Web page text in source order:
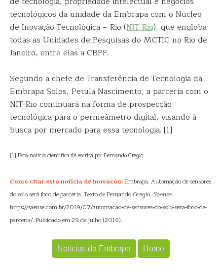
tecnológicos da unidade da Embrapa com o Núcleo
de Inovação Tecnológica – Rio (NIT-Rio), que engloba
todas as Unidades de Pesquisas do MCTIC no Rio de
Janeiro, entre elas a CBPF.
Segundo a chefe de Transferência de Tecnologia da
Embrapa Solos, Petula Nascimento, a parceria com o
NIT-Rio continuará na forma de prospecção
tecnológica para o permeâmetro digital, visando à
busca por mercado para essa tecnologia. [1]
[1] Esta notícia científica foi escrita por Fernando Gregio.
Como citar esta notícia de inovação:Embrapa. Automação de sensores
do solo será foco de parceria. Texto de Fernando Gregio. Saense.
https://saense.com.br/2019/07/automacao-de-sensores-do-solo-sera-foco-de-
parceria/. Publicado em 29 de julho (2019).
Notícias da Embrapa Home